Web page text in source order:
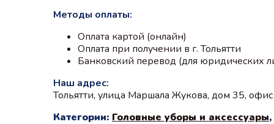
Методы оплаты:
Оплата картой (онлайн)
Оплата при получении в г. Тольятти
Банковский перевод (для юридических
Наш адрес:
Тольятти, улица Маршала Жукова, дом 35,
Категории: Головные уборы и аксессуары,